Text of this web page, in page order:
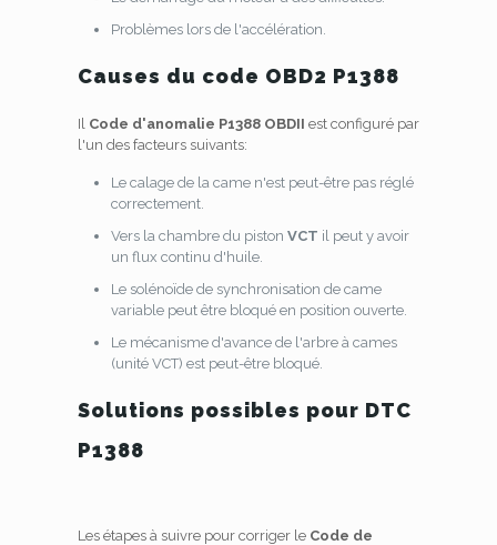
Problèmes lors de l'accélération.
Causes du code OBD2 P1388
Il Code d'anomalie P1388 OBDII est configuré par
l'un des facteurs suivants:
Le calage de la came n'est peut-être pas réglé
correctement.
Vers la chambre du piston VCT il peut y avoir
un flux continu d'huile.
Le solénoïde de synchronisation de came
variable peut être bloqué en position ouverte.
Le mécanisme d'avance de l'arbre à cames
(unité VCT) est peut-être bloqué.
Solutions possibles pour DTC
P1388
Les étapes à suivre pour corriger le Code de